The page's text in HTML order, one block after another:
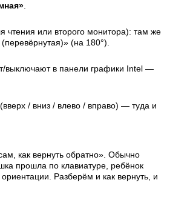
чтения или второго монитора): там же
(на 180°).
выключают в панели графики Intel —
/ вниз / влево / вправо) — туда и
как вернуть обратно». Обычно
прошла по клавиатуре, ребёнок
Разберём и как вернуть, и